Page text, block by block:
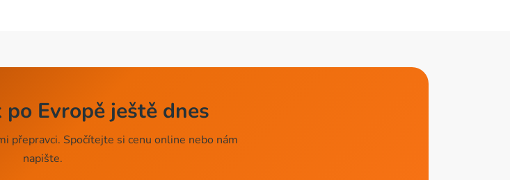
Evropě ještě dnes
přepravci. Spočítejte si cenu online nebo nám
napište.